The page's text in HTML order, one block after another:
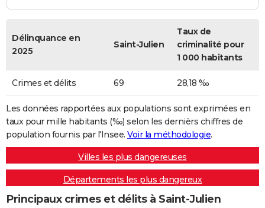
Délinquance en
2025
Saint-Julien
Taux de
criminalité pour
1 000 habitants
Crimes et délits 69 28,18 ‰
Les données rapportées aux populations sont exprimées en
taux pour mille habitants (‰) selon les dernièrs chiffres de
population fournis par l'Insee. Voir la méthodologie.
Villes les plus dangereuses
Départements les plus dangereux
Principaux crimes et délits à Saint-Julien